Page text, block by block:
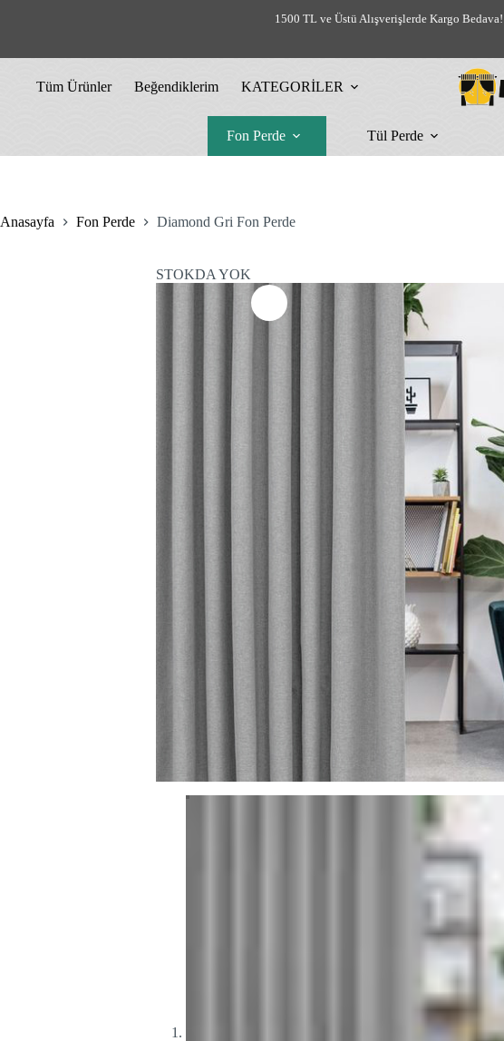
1500 TL ve Üstü Alışverişlerde Kargo Bedava!
Tüm Ürünler Beğendiklerim KATEGORİLER
Fon Perde
Tül Perde
Anasayfa Fon Perde Diamond Gri Fon Perde
STOKDA YOK